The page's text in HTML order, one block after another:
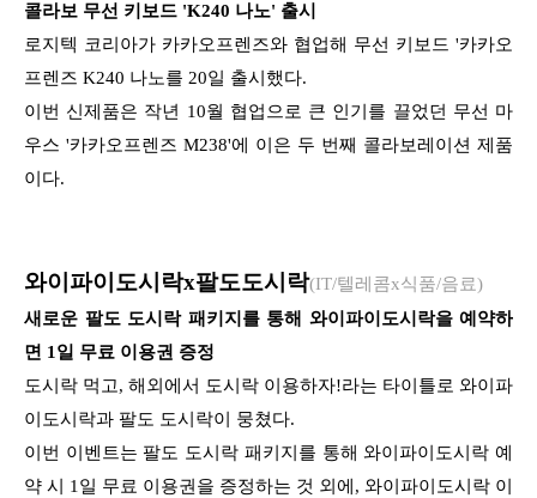
콜라보 무선 키보드 'K240 나노' 출시
로지텍 코리아가 카카오프렌즈와 협업해 무선 키보드 '카카오
프렌즈 K240 나노를 20일 출시했다.
이번 신제품은 작년 10월 협업으로 큰 인기를 끌었던 무선 마
우스 '카카오프렌즈 M238'에 이은 두 번째 콜라보레이션 제품
이다.
와이파이도시락x팔도도시락(IT/텔레콤x식품/음료)
새로운 팔도 도시락 패키지를 통해 와이파이도시락을 예약하
면 1일 무료 이용권 증정
도시락 먹고, 해외에서 도시락 이용하자!라는 타이틀로 와이파
이도시락과 팔도 도시락이 뭉쳤다.
이번 이벤트는 팔도 도시락 패키지를 통해 와이파이도시락 예
약 시 1일 무료 이용권을 증정하는 것 외에, 와이파이도시락 이